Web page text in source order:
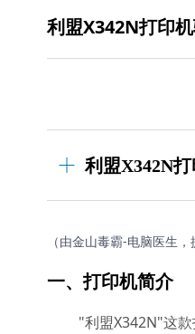
利盟X342N打印
利盟X342N
（由金山毒霸-电脑医生，
一、打印机简介
"利盟X342N"这